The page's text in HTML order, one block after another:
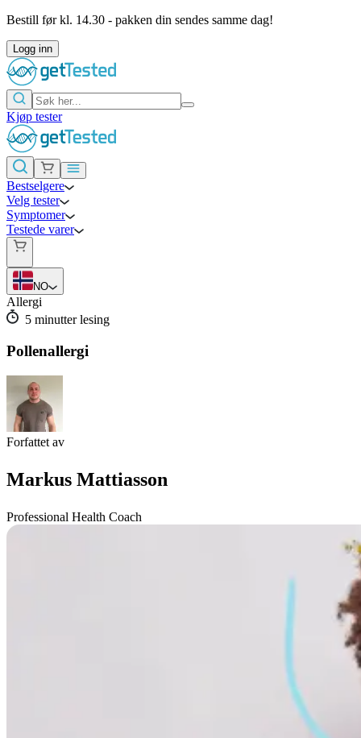
Bestill før kl. 14.30 - pakken din sendes samme dag!
Logg inn
Kjøp tester
Bestselgere
Velg tester
Symptomer
Testede varer
NO
Allergi
5 minutter lesing
Pollenallergi
Forfattet av
Markus Mattiasson
Professional Health Coach